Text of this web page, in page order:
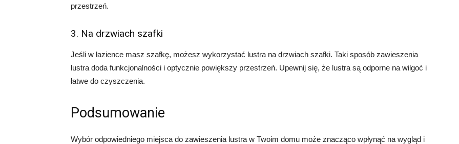
przestrzeń.
3. Na drzwiach szafki
Jeśli w łazience masz szafkę, możesz wykorzystać lustra na drzwiach szafki. Taki sposób zawieszenia
lustra doda funkcjonalności i optycznie powiększy przestrzeń. Upewnij się, że lustra są odporne na wilgoć i
łatwe do czyszczenia.
Podsumowanie
Wybór odpowiedniego miejsca do zawieszenia lustra w Twoim domu może znacząco wpłynąć na wygląd i